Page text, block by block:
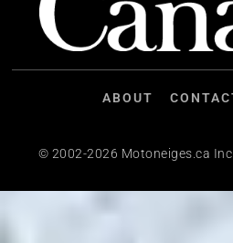
ABOUT
© 2002-2026 Motoneiges.ca